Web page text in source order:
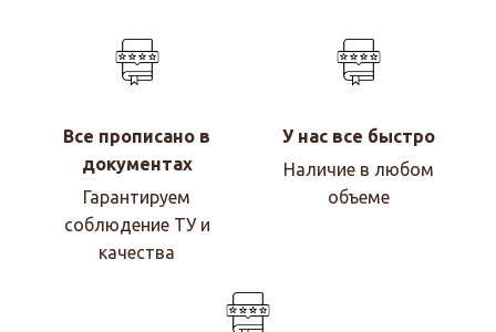
Все прописано в
документах
Гарантируем
соблюдение ТУ и
качества
У нас все быстро
Наличие в любом
объеме